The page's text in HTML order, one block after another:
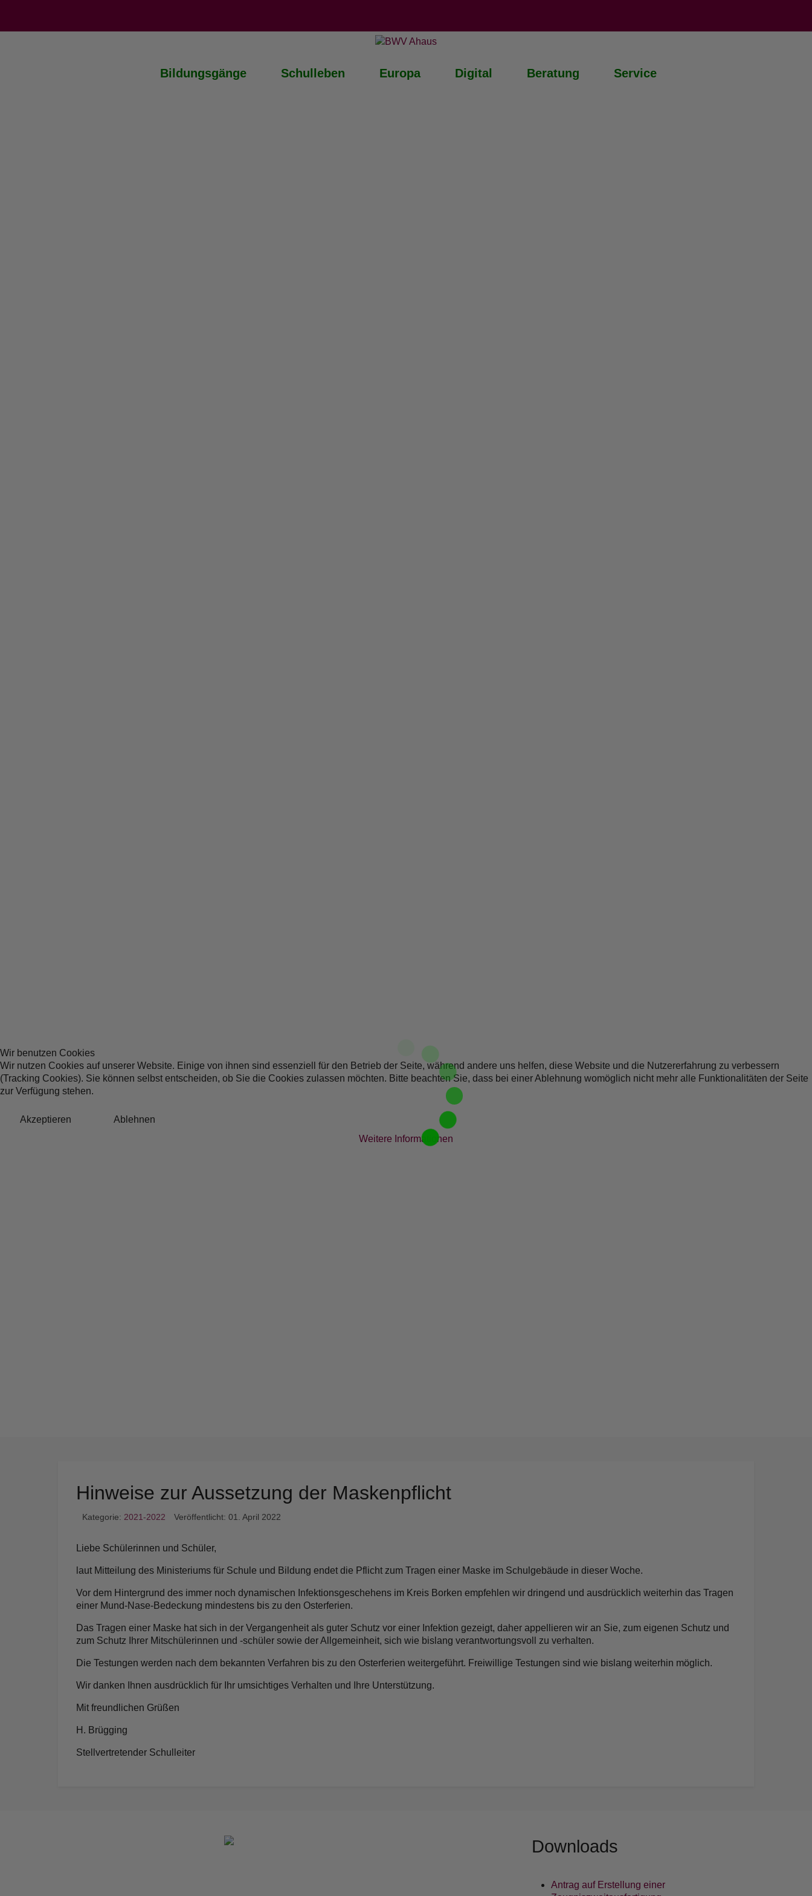
Bildungsgänge Schulleben Europa Digital Beratung Service
Hinweise zur Aussetzung der Maskenpflicht
Kategorie: 2021-2022 Veröffentlicht: 01. April 2022
Liebe Schülerinnen und Schüler,
laut Mitteilung des Ministeriums für Schule und Bildung endet die Pflicht zum Tragen einer Maske im Schulgebäude in dieser Woche.
Vor dem Hintergrund des immer noch dynamischen Infektionsgeschehens im Kreis Borken empfehlen wir dringend und ausdrücklich weiterhin das Tragen
einer Mund-Nase-Bedeckung mindestens bis zu den Osterferien.
Das Tragen einer Maske hat sich in der Vergangenheit als guter Schutz vor einer Infektion gezeigt, daher appellieren wir an Sie, zum eigenen Schutz und
zum Schutz Ihrer Mitschülerinnen und -schüler sowie der Allgemeinheit, sich wie bislang verantwortungsvoll zu verhalten.
Die Testungen werden nach dem bekannten Verfahren bis zu den Osterferien weitergeführt. Freiwillige Testungen sind wie bislang weiterhin möglich.
Wir danken Ihnen ausdrücklich für Ihr umsichtiges Verhalten und Ihre Unterstützung.
Mit freundlichen Grüßen
H. Brügging
Stellvertretender Schulleiter
Downloads
Antrag auf Erstellung einer
Wir benutzen Cookies
Wir nutzen Cookies auf unserer Website. Einige von ihnen sind essenziell für den Betrieb der Seite, während andere uns helfen, diese Website und die Nutzererfahrung zu verbessern
(Tracking Cookies). Sie können selbst entscheiden, ob Sie die Cookies zulassen möchten. Bitte beachten Sie, dass bei einer Ablehnung womöglich nicht mehr alle Funktionalitäten der Seite
zur Verfügung stehen.
Akzeptieren
Ablehnen
Weitere Informationen